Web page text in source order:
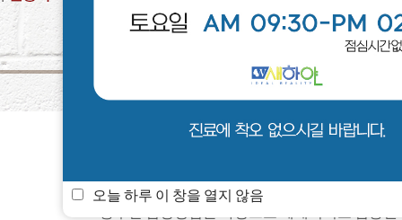
오늘 하루 이 창을 열지 않음
스페셜클리닉
새하얀 소식
진료안내